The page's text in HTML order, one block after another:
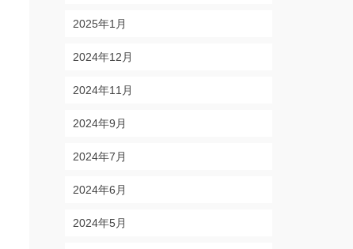
2025年1月
2024年12月
2024年11月
2024年9月
2024年7月
2024年6月
2024年5月